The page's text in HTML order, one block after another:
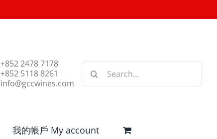
+852 2478 7178
+852 5118 8261
info@gccwines.com
Search
我的帳戶 My account